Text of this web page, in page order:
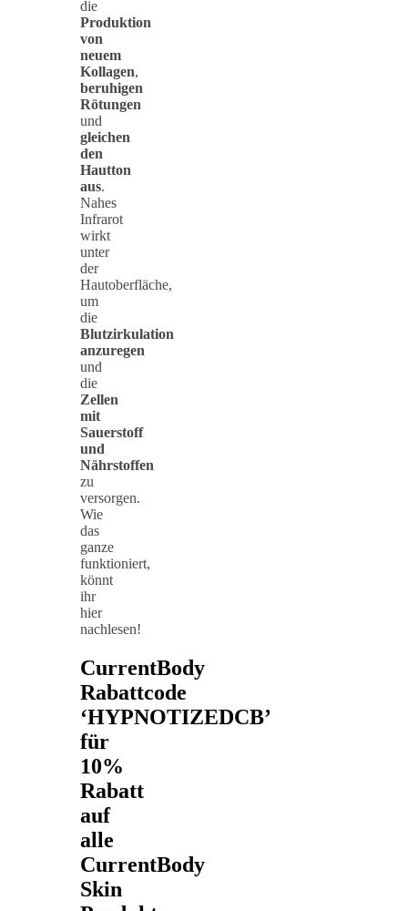
die
Produktion
von
neuem
Kollagen,
beruhigen
Rötungen
und
gleichen
den
Hautton
aus.
Nahes
Infrarot
wirkt
unter
der
Hautoberfläche,
um
die
Blutzirkulation
anzuregen
und
die
Zellen
mit
Sauerstoff
und
Nährstoffen
zu
versorgen.
Wie
das
ganze
funktioniert,
könnt
ihr
hier
nachlesen!
CurrentBody
Rabattcode
‘HYPNOTIZEDCB’
für
10%
Rabatt
auf
alle
CurrentBody
Skin